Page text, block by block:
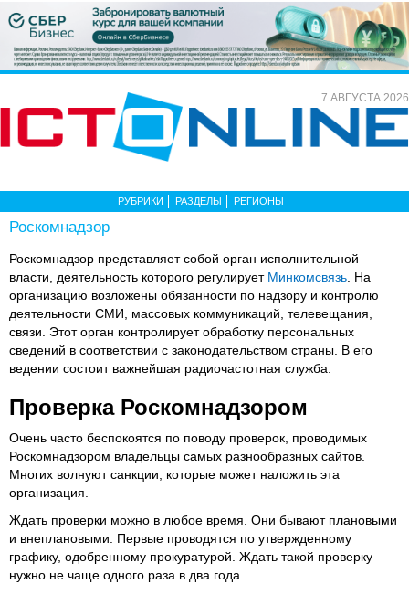
7 АВГУСТА 2026
РУБРИКИ РАЗДЕЛЫ РЕГИОНЫ
Роскомнадзор
Роскомнадзор представляет собой орган исполнительной
власти, деятельность которого регулирует Минкомсвязь . На
организацию возложены обязанности по надзору и контролю
деятельности СМИ, массовых коммуникаций, телевещания,
связи. Этот орган контролирует обработку персональных
сведений в соответствии с законодательством страны. В его
ведении состоит важнейшая радиочастотная служба.
Проверка Роскомнадзором
Очень часто беспокоятся по поводу проверок, проводимых
Роскомнадзором владельцы самых разнообразных сайтов.
Многих волнуют санкции, которые может наложить эта
организация.
Ждать проверки можно в любое время. Они бывают плановыми
и внеплановыми. Первые проводятся по утвержденному
графику, одобренному прокуратурой. Ждать такой проверку
нужно не чаще одного раза в два года.